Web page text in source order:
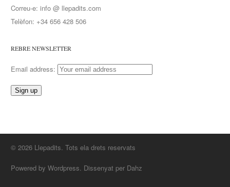
Correu-e: info @ llepadits.com
Telèfon: +34 656 428 506
REBRE NEWSLETTER
Email address:
© 2026 Llepadits. Tots ela drets reservats
Powered by Wordpress. Dissenyat per Dahz